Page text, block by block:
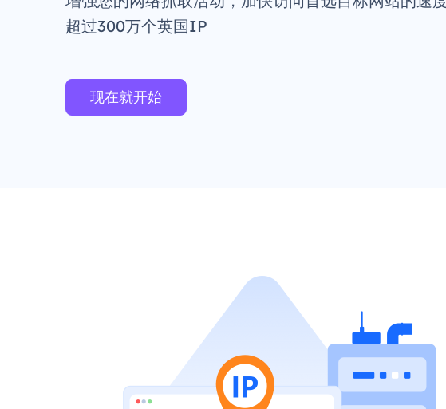
超过300万个英国IP
现在就开始